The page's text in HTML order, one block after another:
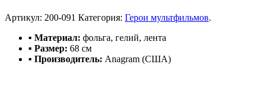
Артикул: 200-091 Категория: Герои мультфильмов.
▪ Материал: фольга, гелий, лента
▪ Размер: 68 см
▪ Производитель: Anagram (США)